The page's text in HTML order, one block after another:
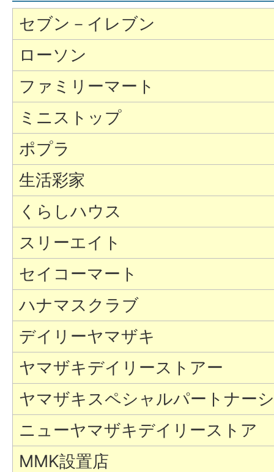
セブン－イレブン
ローソン
ファミリーマート
ミニストップ
ポプラ
生活彩家
くらしハウス
スリーエイト
セイコーマート
ハナマスクラブ
デイリーヤマザキ
ヤマザキデイリーストアー
ヤマザキスペシャルパートナー
ニューヤマザキデイリーストア
MMK設置店